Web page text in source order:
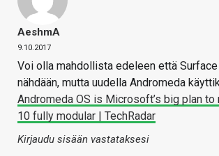
AeshmA
9.10.2017
Voi olla mahdollista edeleen että
nähdään, mutta uudella Andromeda
Andromeda OS is Microsoft’s big plan to
10 fully modular | TechRadar
Kirjaudu sisään vastataksesi